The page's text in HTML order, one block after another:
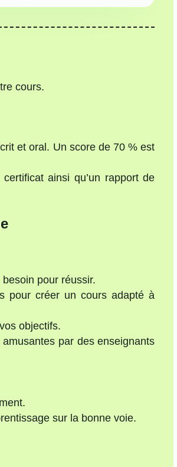
cours.
et oral. Un score de 70 % est
ainsi qu’un rapport de
pour réussir.
pour créer un cours adapté à
objectifs.
par des enseignants
sur la bonne voie.